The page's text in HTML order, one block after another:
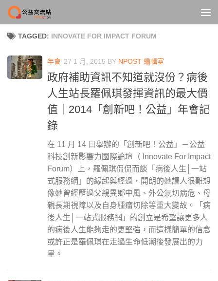
Skip to content
TAGGED: INNOVATE FOR IMPACT FORUM
年會 27 1 月, 2015 BY NPOST 編輯室
政府補助資訊不知道就沒份？病後
人生站長羅佩琪發揮資訊的最大價
值｜2014「創新吧！公益」年會記
錄
在 11 月 14 日舉辦的「創新吧！公益」－公益
科技創新影響力國際論壇（ Innovate For Impact
Forum）上，羅佩琪侃侃而談「病後人生│一站
式服務網」的緣起與經過，開朗的她讓人很難想
像她曾經歷過父親異鄉中風、外公氣切病危、母
親長期視障以及自身腫瘤切除等重大變故。「病
後人生│一站式服務網」的創立是希望讓更多人
的病後人生能夠走的更堅強，而這樣簡單的信念
或許正是羅佩琪在走過生命低潮後發展出的力
量。